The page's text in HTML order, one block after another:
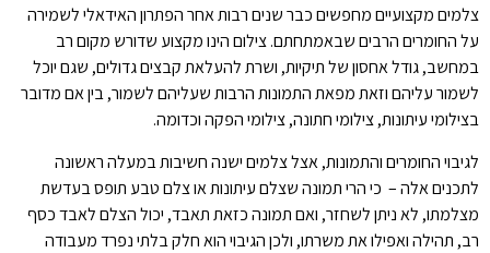
צלמים מקצועיים מחפשים כבר שנים רבות אחר הפתרון האידאלי לשמירה
על החומרים הרבים שבאמתחתם. צילום הינו מקצוע שדורש מקום רב
במחשב, גודל אחסון של תיקיות, ושרת להעלאת קבצים גדולים, שגם יוכל
לשמור עליהם וזאת מפאת התמונות הרבות שעליהם לשמור, בין אם מדובר
בצילומי עיתונות, צילומי חתונה, צילומי הפקה וכדומה.
לגיבוי החומרים והתמונות, אצל צלמים ישנה חשיבות במעלה ראשונה
לתכנים אלה – כי הרי תמונה שצלם עיתונות או צלם טבע תופס בעדשת
מצלמתו, לא ניתן לשחזר, ואם תמונה כזאת תאבד, יכול הצלם לאבד כסף
רב, תהילה ואפילו את משרתו, ולכן הגיבוי הוא חלק בלתי נפרד מעבודה